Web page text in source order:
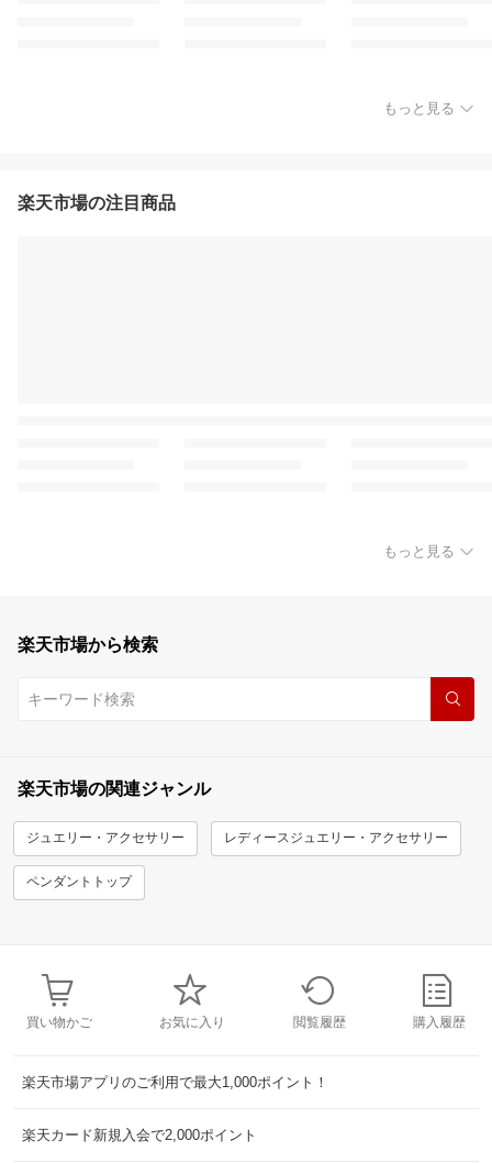
もっと見る
楽天市場の注目商品
もっと見る
楽天市場から検索
楽天市場の関連ジャンル
ジュエリー・アクセサリー レディースジュエリー・アクセサリー
ペンダントトップ
買い物かご お気に入り 閲覧履歴 購入履歴
楽天市場アプリのご利用で最大1,000ポイント！
楽天カード新規入会で2,000ポイント